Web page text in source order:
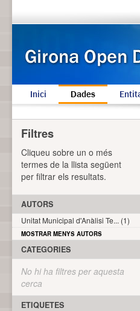
Inici Dades
Filtres
Cliqueu sobre un o més
termes de la llista següent
per filtrar els resultats.
AUTORS
Unitat Municipal d'Anàlisi Te... (1)
MOSTRAR MENYS AUTORS
CATEGORIES
No hi ha filtres per aquesta
cerca
ETIQUETES